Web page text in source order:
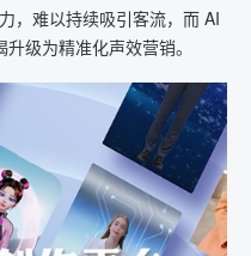
，难以持续吸引客流，而 AI
级为精准化声效营销。